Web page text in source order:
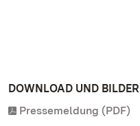
DOWNLOAD UND BILDER
Pressemeldung (PDF)